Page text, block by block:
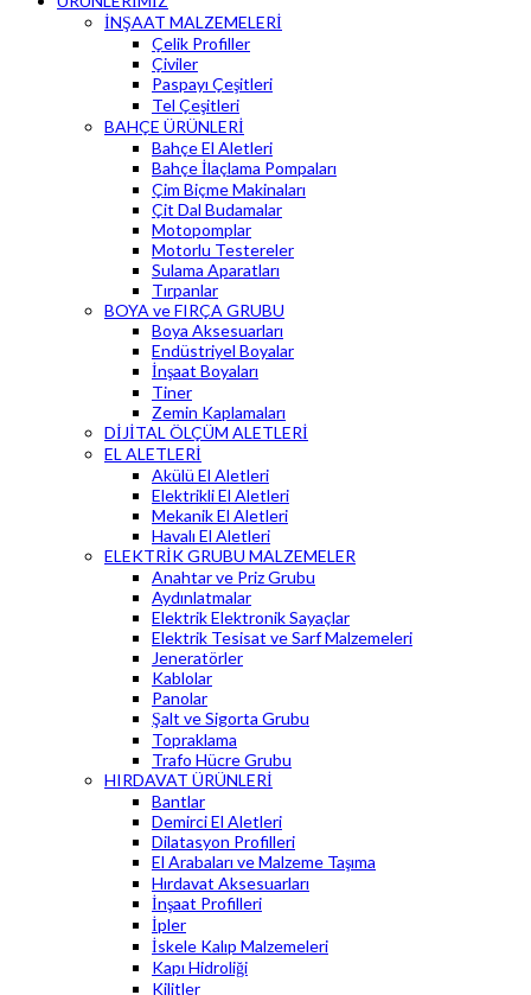
İNŞAAT MALZEMELERİ
Çelik Profiller
Çiviler
Paspayı Çeşitleri
Tel Çeşitleri
BAHÇE ÜRÜNLERİ
Bahçe El Aletleri
Bahçe İlaçlama Pompaları
Çim Biçme Makinaları
Çit Dal Budamalar
Motopomplar
Motorlu Testereler
Sulama Aparatları
Tırpanlar
BOYA ve FIRÇA GRUBU
Boya Aksesuarları
Endüstriyel Boyalar
İnşaat Boyaları
Tiner
Zemin Kaplamaları
DİJİTAL ÖLÇÜM ALETLERİ
EL ALETLERİ
Akülü El Aletleri
Elektrikli El Aletleri
Mekanik El Aletleri
Havalı El Aletleri
ELEKTRİK GRUBU MALZEMELER
Anahtar ve Priz Grubu
Aydınlatmalar
Elektrik Elektronik Sayaçlar
Elektrik Tesisat ve Sarf Malzemeleri
Jeneratörler
Kablolar
Panolar
Şalt ve Sigorta Grubu
Topraklama
Trafo Hücre Grubu
HIRDAVAT ÜRÜNLERİ
Bantlar
Demirci El Aletleri
Dilatasyon Profilleri
El Arabaları ve Malzeme Taşıma
Hırdavat Aksesuarları
İnşaat Profilleri
İpler
İskele Kalıp Malzemeleri
Kapı Hidroliği
Kilitler